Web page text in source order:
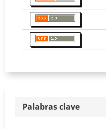
Palabras clave